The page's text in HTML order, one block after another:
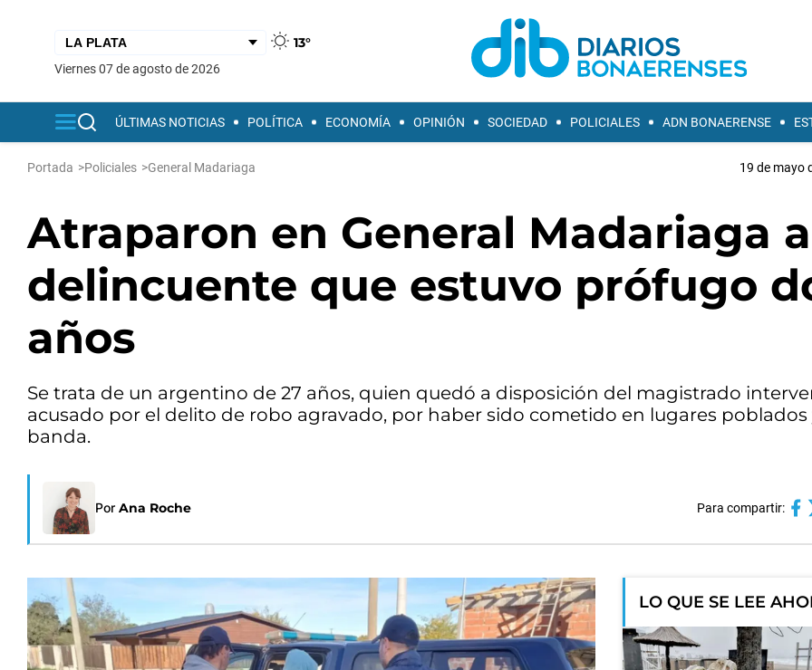
13°
viernes 07 de agosto de 2026
ÚLTIMAS NOTICIAS POLÍTICA ECONOMÍA OPINIÓN SOCIEDAD POLICIALES ADN BONAERENSE
Portada >Policiales >General Madariaga 19 de mayo
Atraparon en General Madariaga
delincuente que estuvo prófugo
años
Se trata de un argentino de 27 años, quien quedó a disposición del magistrado
acusado por el delito de robo agravado, por haber sido cometido en lugares poblados
banda.
Por Ana Roche Para compartir:
LO QUE SE LEE